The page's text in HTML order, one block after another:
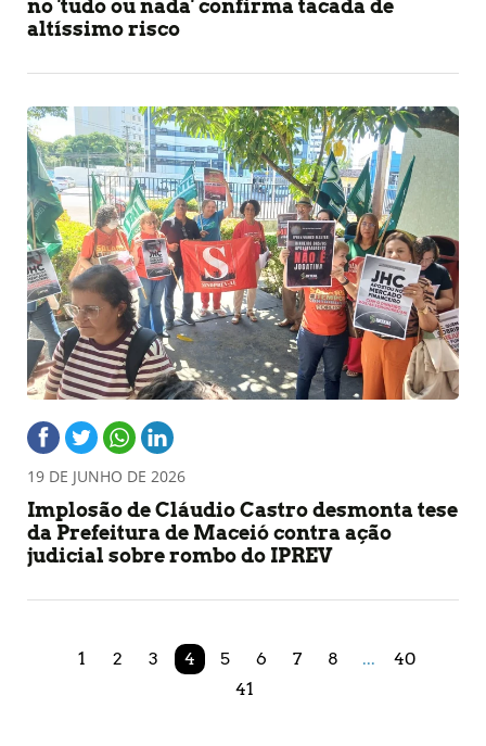
no 'tudo ou nada' confirma tacada de
altíssimo risco
19 DE JUNHO DE 2026
Implosão de Cláudio Castro desmonta tese
da Prefeitura de Maceió contra ação
judicial sobre rombo do IPREV
1 2 3 4 5 6 7 8 ...
40
41